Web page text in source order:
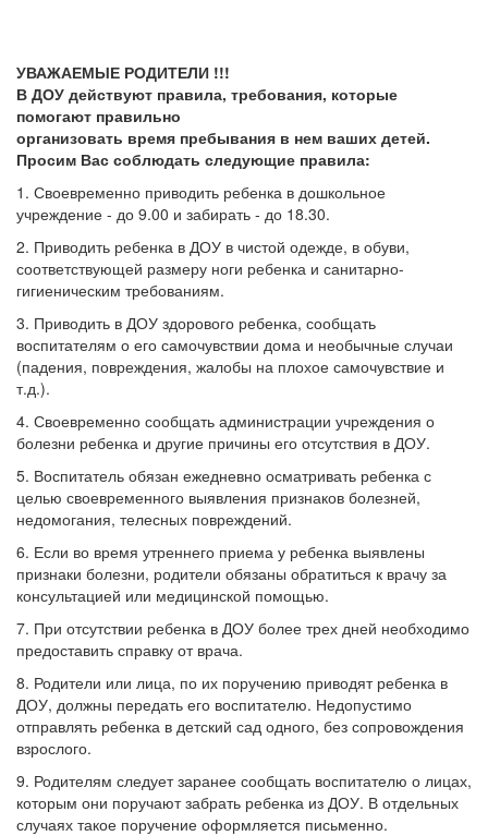
УВАЖАЕМЫЕ РОДИТЕЛИ !!!
В ДОУ действуют правила, требования, которые
помогают правильно
организовать время пребывания в нем ваших детей.
Просим Вас соблюдать следующие правила:
1. Своевременно приводить ребенка в дошкольное
учреждение - до 9.00 и забирать - до 18.30.
2. Приводить ребенка в ДОУ в чистой одежде, в обуви,
соответствующей размеру ноги ребенка и санитарно-
гигиеническим требованиям.
3. Приводить в ДОУ здорового ребенка, сообщать
воспитателям о его самочувствии дома и необычные случаи
(падения, повреждения, жалобы на плохое самочувствие и
т.д.).
4. Своевременно сообщать администрации учреждения о
болезни ребенка и другие причины его отсутствия в ДОУ.
5. Воспитатель обязан ежедневно осматривать ребенка с
целью своевременного выявления признаков болезней,
недомогания, телесных повреждений.
6. Если во время утреннего приема у ребенка выявлены
признаки болезни, родители обязаны обратиться к врачу за
консультацией или медицинской помощью.
7. При отсутствии ребенка в ДОУ более трех дней необходимо
предоставить справку от врача.
8. Родители или лица, по их поручению приводят ребенка в
ДОУ, должны передать его воспитателю. Недопустимо
отправлять ребенка в детский сад одного, без сопровождения
взрослого.
9. Родителям следует заранее сообщать воспитателю о лицах,
которым они поручают забрать ребенка из ДОУ. В отдельных
случаях такое поручение оформляется письменно.